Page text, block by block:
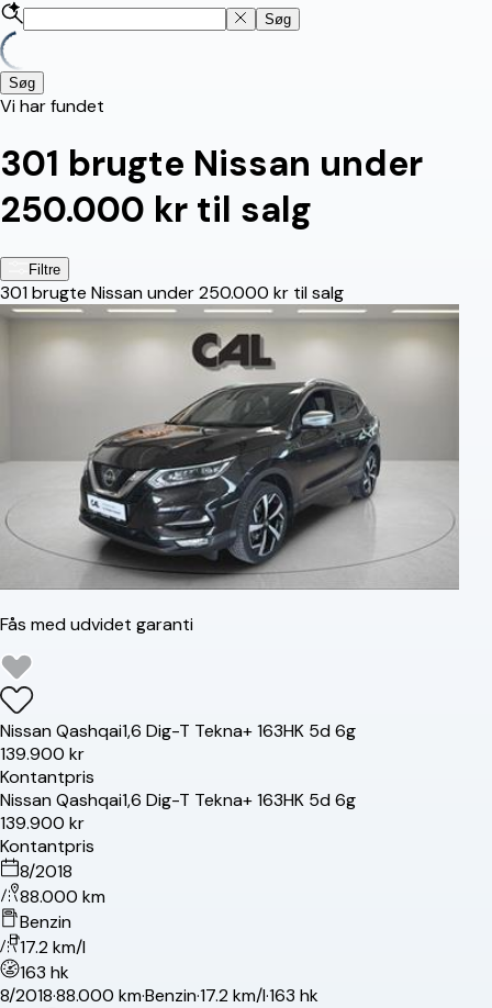
Søg
Søg
Vi har fundet
301 brugte Nissan under
250.000 kr til salg
Filtre
301brugte Nissan under 250.000 kr til salg
Fås med udvidet garanti
NissanQashqai1,6 Dig-T Tekna+ 163HK 5d 6g
139.900 kr
Kontantpris
NissanQashqai1,6 Dig-T Tekna+ 163HK 5d 6g
139.900 kr
Kontantpris
8/2018
88.000 km
Benzin
17.2 km/l
163 hk
8/2018·88.000 km·Benzin·17.2 km/l·163 hk